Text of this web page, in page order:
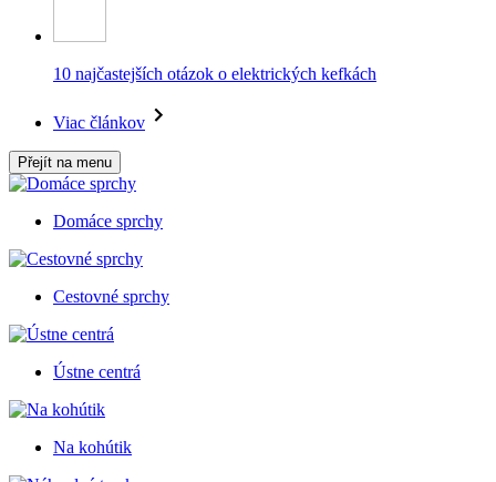
10 najčastejších otázok o elektrických kefkách
Viac článkov
Přejít na menu
Domáce sprchy
Cestovné sprchy
Ústne centrá
Na kohútik